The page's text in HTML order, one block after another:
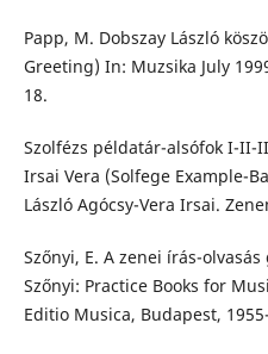
Papp, M. Dobszay László
Greeting) In: Muzsika July
18.
Szolfézs példatár-alsófok I-II-
Irsai Vera (Solfege Example-
László Agócsy-Vera Irsai.
Szőnyi, E. A zenei írás-
Szőnyi: Practice Books for
Editio Musica, Budapest,